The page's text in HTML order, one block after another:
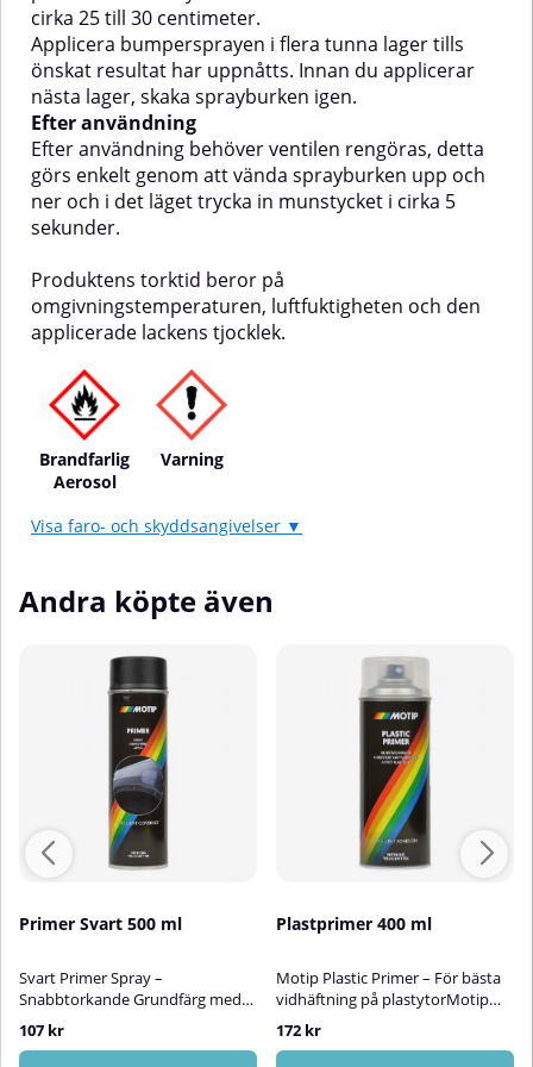
sekunder.Produktens torktid
beror på
omgivningstemperaturen,
luftfuktigheten och den
applicerade lackens tjocklek.
beror på
omgivningstemperaturen,
luftfuktigheten och den
applicerade lackens tjocklek.
cirka 25 till 30 centimeter.
Applicera bumpersprayen i flera tunna lager tills
önskat resultat har uppnåtts. Innan du applicerar
nästa lager, skaka sprayburken igen.
Efter användning
Efter användning behöver ventilen rengöras, detta
görs enkelt genom att vända sprayburken upp och
ner och i det läget trycka in munstycket i cirka 5
sekunder.
Produktens torktid beror på
omgivningstemperaturen, luftfuktigheten och den
applicerade lackens tjocklek.
Brandfarlig
Aerosol
Varning
Visa faro- och skyddsangivelser ▼
Andra köpte även
Primer Svart 500 ml
Svart Primer Spray –
Snabbtorkande Grundfärg med
RostskyddEn användarvänlig och
mångsidig svart primer i
107 kr
Plastprimer 400 ml
Motip Plastic Primer – För bästa
vidhäftning på plastytorMotip
Plastprimer är en transparent
sprayprimer som är särskilt
172 kr